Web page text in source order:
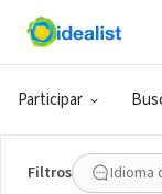
Participar
Filtros Idioma
ONG (SETOR
Smart